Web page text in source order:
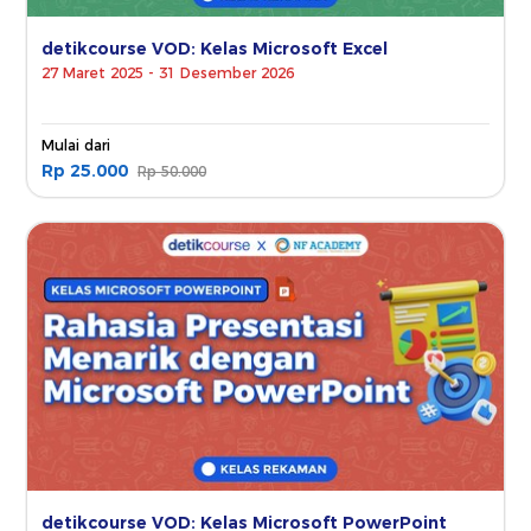
detikcourse VOD: Kelas Microsoft Excel
27 Maret 2025 - 31 Desember 2026
Mulai dari
Rp 25.000 Rp 50.000
detikcourse VOD: Kelas Microsoft PowerPoint